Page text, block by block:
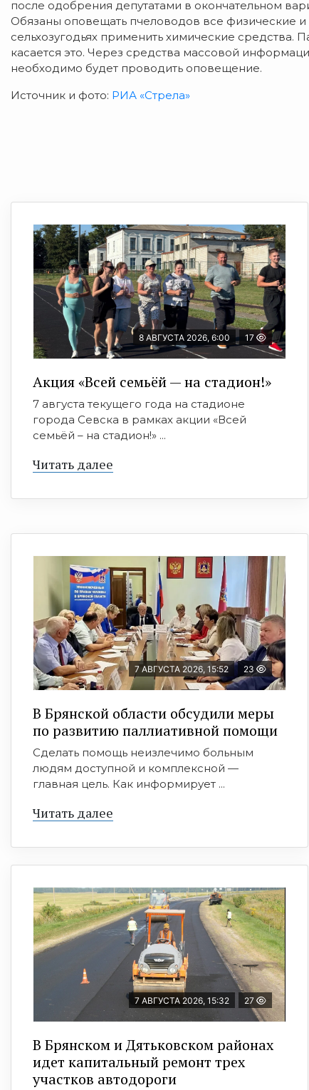
после одобрения депутатами в окончательном
Обязаны оповещать пчеловодов все физические
сельхозугодьях применить химические
касается это. Через средства массовой
необходимо будет проводить оповещение.
Источник и фото: РИА «Стрела»
8 АВГУСТА 2026, 6:00 17
Акция «Всей семьёй — на стадион!»
7 августа текущего года на стадионе
города Севска в рамках акции «Всей
семьёй – на стадион!» ...
Читать далее
7 АВГУСТА 2026, 15:52 23
В Брянской области обсудили меры
по развитию паллиативной помощи
Сделать помощь неизлечимо больным
людям доступной и комплексной —
главная цель. Как информирует ...
Читать далее
7 АВГУСТА 2026, 15:32 27
В Брянском и Дятьковском районах
идет капитальный ремонт трех
участков автодороги